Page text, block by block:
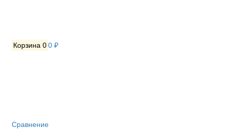
Корзина 00 ₽
Сравнение